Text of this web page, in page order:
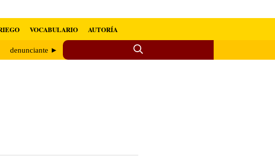
VOCABULARIO AUTORÍA
denunciante ►